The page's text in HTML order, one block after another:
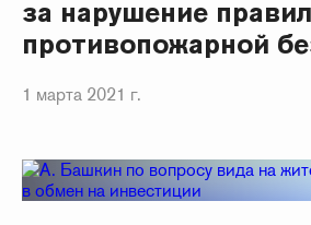
за нарушение правил
противопожарной
1 марта 2021 г.